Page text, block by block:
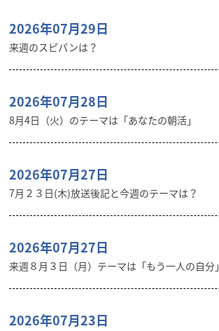
2026年07月29日
来週のスピパンは？
2026年07月28日
8月4日（火）のテーマは「あなたの朝活」
2026年07月27日
7月２３日(木)放送後記と今週のテーマは？
2026年07月27日
来週８月３日（月）テーマは「もう一人の自分」
2026年07月23日